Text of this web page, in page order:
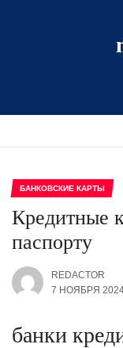
БАНКОВСКИЕ КАРТЫ
Кредитные
паспорту
REDACTOR
7 НОЯБРЯ
банки